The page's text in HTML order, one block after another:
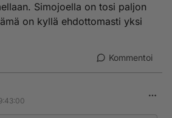
Simojoella on tosi paljon
on kyllä ehdottomasti yksi
Kommentoi